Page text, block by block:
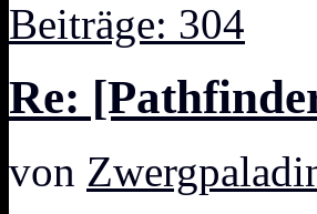
Beiträge: 304
Re:
von